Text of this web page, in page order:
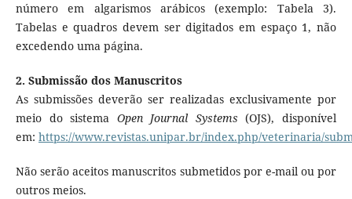
número em algarismos arábicos (exemplo: Tabela 3).
Tabelas e quadros devem ser digitados em espaço 1, não
excedendo uma página.
2. Submissão dos Manuscritos
As submissões deverão ser realizadas exclusivamente por
meio do sistema Open Journal Systems (OJS), disponível
em: https://www.revistas.unipar.br/index.php/veterinaria/
Não serão aceitos manuscritos submetidos por e-mail ou por
outros meios.